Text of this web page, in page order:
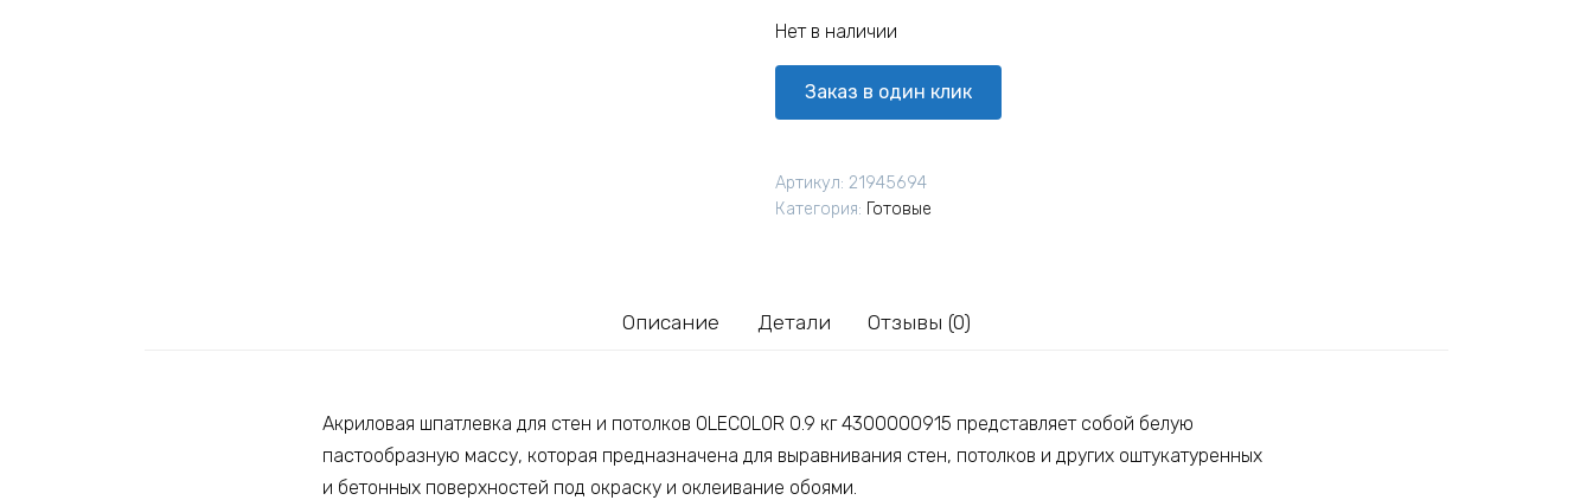
Нет в наличии
Заказ в один клик
Артикул: 21945694
Категория: Готовые
Описание Детали Отзывы (0)
Акриловая шпатлевка для стен и потолков OLECOLOR 0.9 кг 4300000915 представляет собой белую
пастообразную массу, которая предназначена для выравнивания стен, потолков и других оштукатуренных
и бетонных поверхностей под окраску и оклеивание обоями.